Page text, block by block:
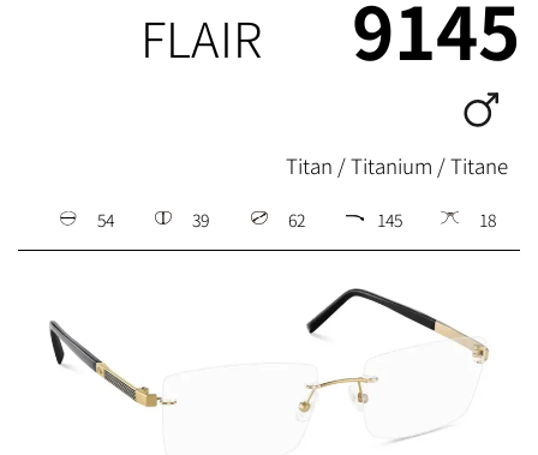
FLAIR 9145
Titan / Titanium / Titane
54 39 62 145 18